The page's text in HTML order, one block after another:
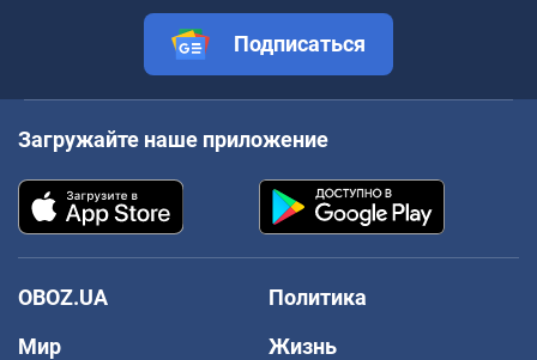
Подписаться
Загружайте наше приложение
OBOZ.UA
Политика
Мир
Жизнь